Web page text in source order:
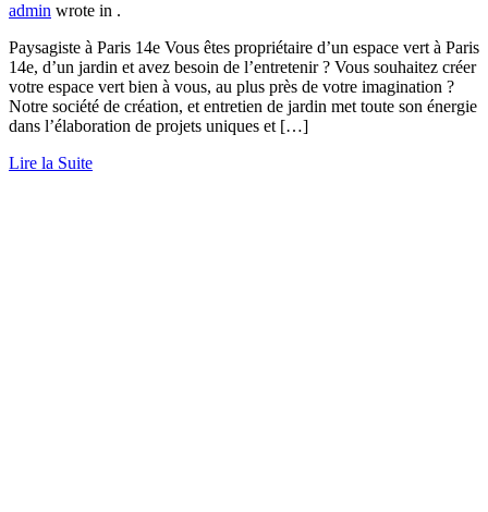
admin wrote in .
Paysagiste à Paris 14e Vous êtes propriétaire d’un espace vert à Paris
14e, d’un jardin et avez besoin de l’entretenir ? Vous souhaitez créer
votre espace vert bien à vous, au plus près de votre imagination ?
Notre société de création, et entretien de jardin met toute son énergie
dans l’élaboration de projets uniques et […]
Lire la Suite